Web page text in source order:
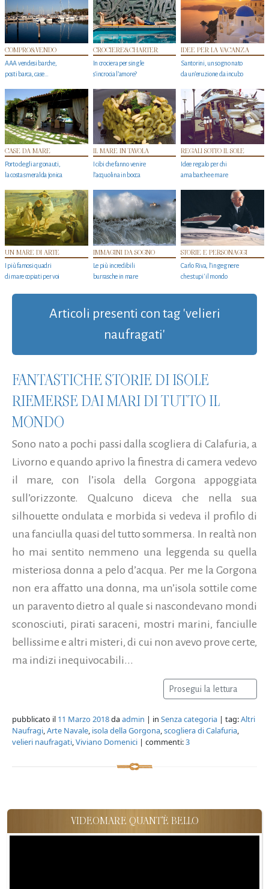
COMPRO&VENDO
AAA vendesi barche,
posti barca, case…
CROCIERE&CHARTER
In crociera per single
s'incrocia l’amore?
IDEE PER LA VACANZA
Santorini, un sogno nato
da un’eruzione da incubo
CASE DA MARE
Porto degli argonauti,
la costa smeralda jonica
IL MARE IN TAVOLA
I cibi che fanno venire
l’acquolina in bocca
REGALI SOTTO IL SOLE
Idee regalo per chi
ama barche e mare
UN MARE DI ARTE
I più famosi quadri
di mare copiati per voi
IMMAGINI DA SOGNO
Le più incredibili
burrasche in mare
STORIE E PERSONAGGI
Carlo Riva, l’ingegnere
che stupi' il mondo
Articoli presenti con tag 'velieri
naufragati'
FANTASTICHE STORIE DI ISOLE
RIEMERSE DAI MARI DI TUTTO IL
MONDO
Sono nato a pochi passi dalla scogliera di Calafuria, a
Livorno e quando aprivo la finestra di camera vedevo
il mare, con l’isola della Gorgona appoggiata
sull’orizzonte. Qualcuno diceva che nella sua
silhouette ondulata e morbida si vedeva il profilo di
una fanciulla quasi del tutto sommersa. In realtà non
ho mai sentito nemmeno una leggenda su quella
misteriosa donna a pelo d’acqua. Per me la Gorgona
non era affatto una donna, ma un’isola sottile come
un paravento dietro al quale si nascondevano mondi
sconosciuti, pirati saraceni, mostri marini, fanciulle
bellissime e altri misteri, di cui non avevo prove certe,
ma indizi inequivocabili...
Prosegui la lettura
pubblicato il 11 Marzo 2018daadmin | in Senza categoria | tag:Altri
Naufragi,Arte Navale, isola della Gorgona,scogliera di Calafuria,
velieri naufragati,Viviano Domenici | commenti:3
VIDEOMARE QUANT'È BELLO